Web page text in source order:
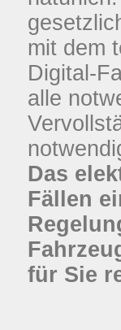
mit dem
Digital-
alle
Das
Fällen
für Sie